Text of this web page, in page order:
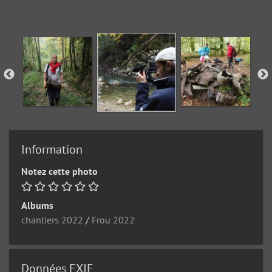
Information
Notez cette photo
Albums
chantiers 2022 / Frou 2022
Données EXIF